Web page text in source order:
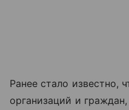
Ранее стало известно,
организаций и